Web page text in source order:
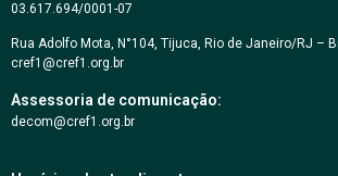
03.617.694/0001-07
Rua Adolfo Mota, N°104, Tijuca, Rio de Janeiro/RJ –
cref1@cref1.org.br
Assessoria de comunicação:
decom@cref1.org.br